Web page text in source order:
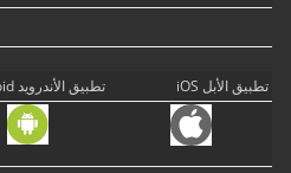
تطبيق الأبل iOS تطبيق الأندرويد Android